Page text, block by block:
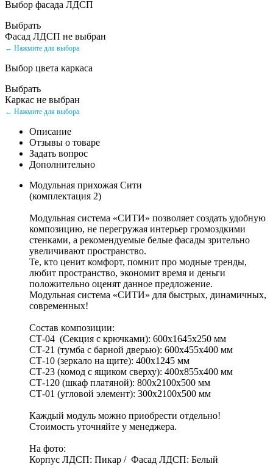
Выбор фасада ЛДСП
Выбрать
Фасад ЛДСП не выбран
← Нажмите для выбора
Выбор цвета каркаса
Выбрать
Каркас не выбран
← Нажмите для выбора
Описание
Отзывы о товаре
Задать вопрос
Дополнительно
Модульная прихожая Сити
(комплектация 2)
Модульная система «СИТИ» позволяет создать удобную
композицию, не перегружая интерьер громоздкими
стенками, а рекомендуемые белые фасады зрительно
увеличивают пространство.
Те, кто ценит комфорт, помнит про модные тренды,
любит пространство, экономит время и деньги
положительно оценят данное предложение.
Модульная система «СИТИ» для быстрых, динамичных,
современных!
Состав композиции:
СТ-04 (Секция с крючками): 600х1645х250 мм
СТ-21 (тумба с барной дверью): 600х455х400 мм
СТ-10 (зеркало на щите): 400х1245 мм
СТ-23 (комод с ящиком сверху): 400х855х400 мм
СТ-120 (шкаф платяной): 800х2100х500 мм
СТ-01 (угловой элемент): 300х2100х500 мм
Каждый модуль можно приобрести отдельно!
Стоимость уточняйте у менеджера.
На фото:
Корпус ЛДСП: Пикар / Фасад ЛДСП: Белый